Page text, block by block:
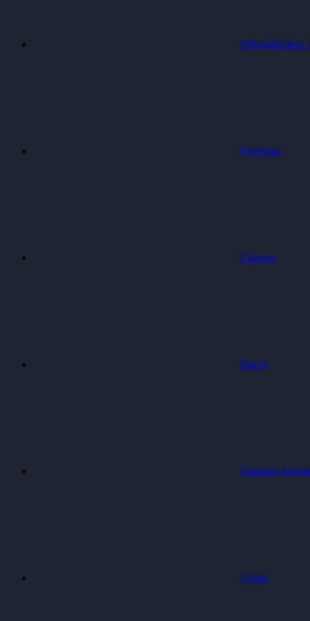
ОбедыБизнес
Бургеры
Салаты
Паста
Горячие блюда
Супы